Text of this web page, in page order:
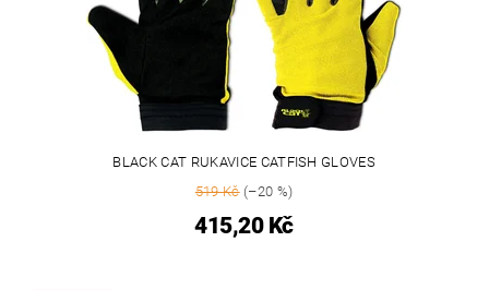
BLACK CAT RUKAVICE CATFISH GLOVES
519 Kč(–20 %)
415,20 Kč